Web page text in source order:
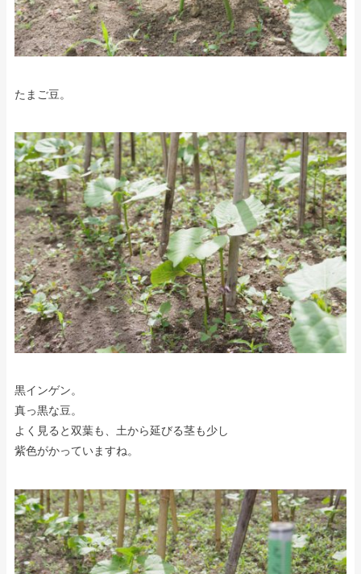
たまご豆。
黒インゲン。
真っ黒な豆。
よく見ると双葉も、土から延びる茎も少し
紫色がかっていますね。